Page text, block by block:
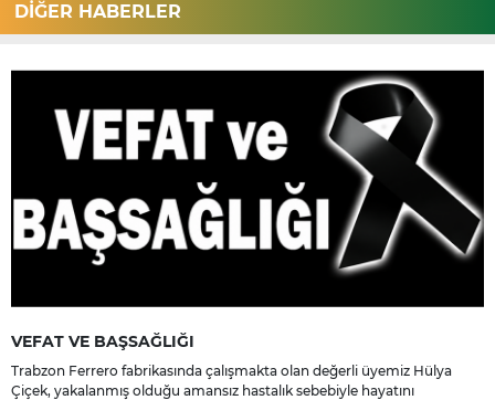
DİĞER HABERLER
VEFAT VE BAŞSAĞLIĞI
Trabzon Ferrero fabrikasında çalışmakta olan değerli üyemiz Hülya
Çiçek, yakalanmış olduğu amansız hastalık sebebiyle hayatını